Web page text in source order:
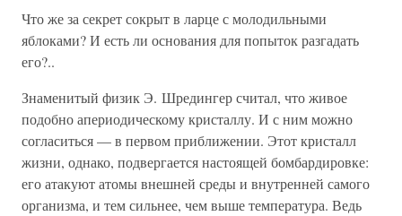
Что же за секрет сокрыт в ларце с молодильными
яблоками? И есть ли основания для попыток разгадать
его?..
Знаменитый физик Э. Шредингер считал, что живое
подобно апериодическому кристаллу. И с ним можно
согласиться — в первом приближении. Этот кристалл
жизни, однако, подвергается настоящей бомбардировке:
его атакуют атомы внешней среды и внутренней самого
организма, и тем сильнее, чем выше температура. Ведь